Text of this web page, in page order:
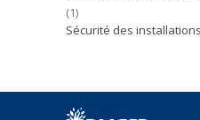
(1)
Sécurité des installations